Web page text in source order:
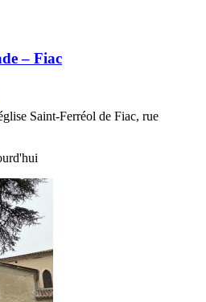
– Fiac
Saint-Ferréol de Fiac, rue